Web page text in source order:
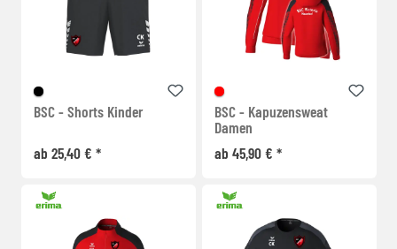
BSC - Shorts Kinder
ab 25,40 € *
BSC - Kapuzensweat
Damen
ab 45,90 € *